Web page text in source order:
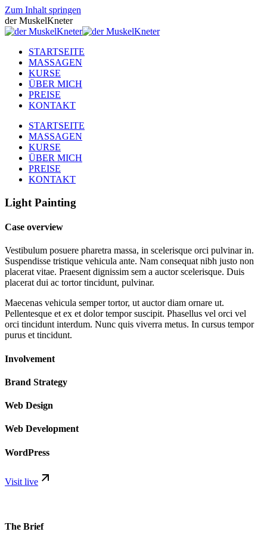
Zum Inhalt springen
der MuskelKneter
STARTSEITE
MASSAGEN
KURSE
ÜBER MICH
PREISE
KONTAKT
STARTSEITE
MASSAGEN
KURSE
ÜBER MICH
PREISE
KONTAKT
Light Painting
Case overview
Vestibulum posuere pharetra massa, in scelerisque orci pulvinar in.
Suspendisse tristique vehicula ante. Nam consequat nibh justo non
placerat vitae. Praesent dignissim sem a auctor scelerisque. Duis
placerat dui ac tortor tincidunt, pulvinar.
Maecenas vehicula semper tortor, ut auctor diam ornare ut.
Pellentesque et ex et dolor tempor suscipit. Phasellus vel orci vel
orci tincidunt interdum. Nunc quis viverra metus. In cursus tempor
purus et tincidunt.
Involvement
Brand Strategy
Web Design
Web Development
WordPress
Visit live
The Brief